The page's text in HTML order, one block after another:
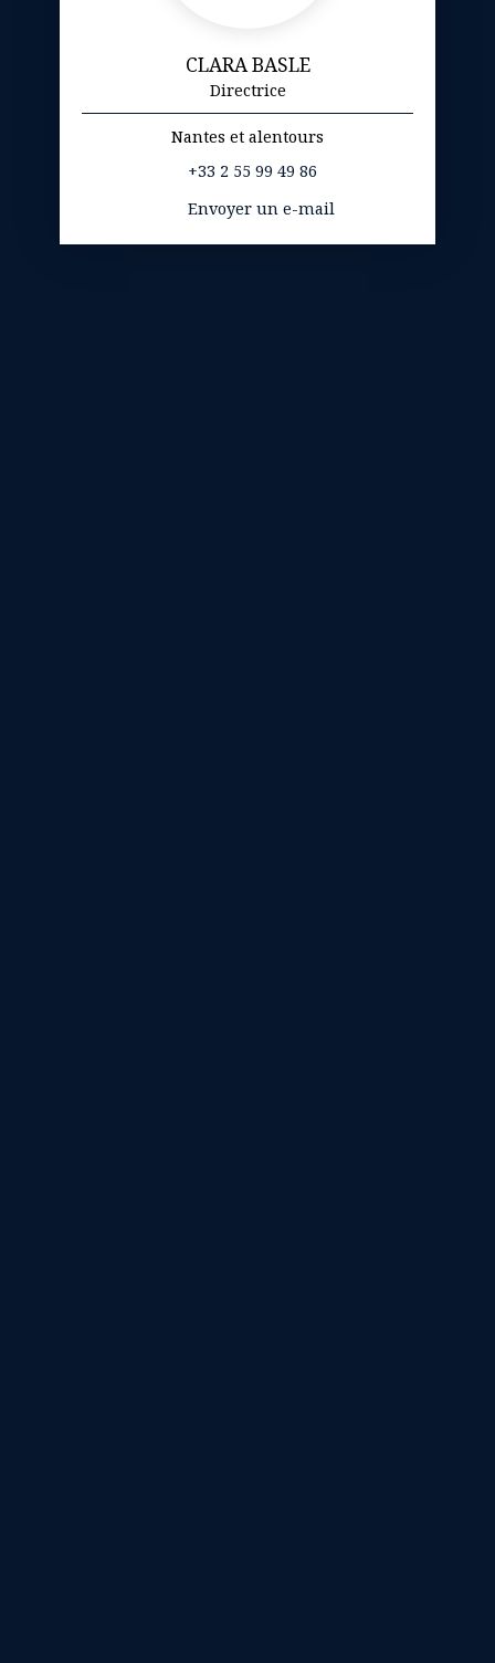
CLARA BASLE
Directrice
Nantes et alentours
+33 2 55 99 49 86
Envoyer un e-mail